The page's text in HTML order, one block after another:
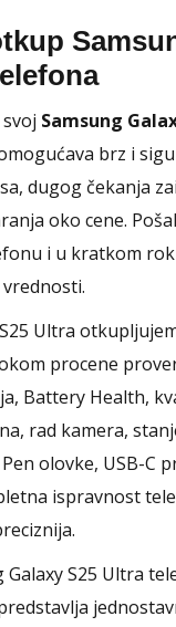
Samsung
brz i
dugog čekanja
oko cene.
i u kratkom
Ultra
procene
Battery Health,
rad kamera,
olovke, USB-C
ispravnost
Galaxy S25 Ultra